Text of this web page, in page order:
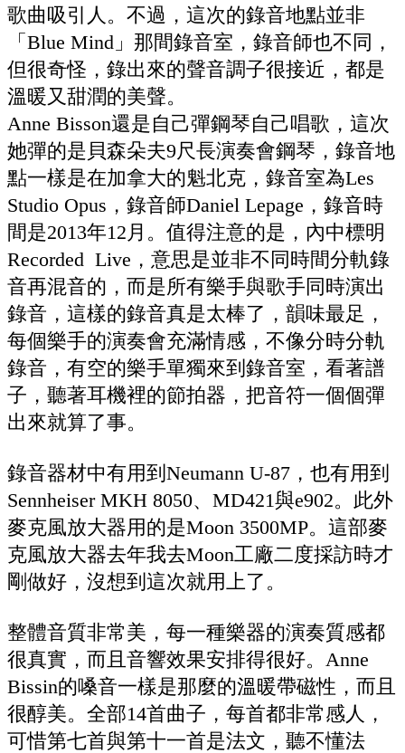
歌曲吸引人。不過，這次的錄音地點並非
「Blue Mind」那間錄音室，錄音師也不同，
但很奇怪，錄出來的聲音調子很接近，都是
溫暖又甜潤的美聲。
Anne Bisson還是自己彈鋼琴自己唱歌，這次
她彈的是貝森朵夫9尺長演奏會鋼琴，錄音地
點一樣是在加拿大的魁北克，錄音室為Les
Studio Opus，錄音師Daniel Lepage，錄音時
間是2013年12月。值得注意的是，內中標明
Recorded Live，意思是並非不同時間分軌錄
音再混音的，而是所有樂手與歌手同時演出
錄音，這樣的錄音真是太棒了，韻味最足，
每個樂手的演奏會充滿情感，不像分時分軌
錄音，有空的樂手單獨來到錄音室，看著譜
子，聽著耳機裡的節拍器，把音符一個個彈
出來就算了事。
錄音器材中有用到Neumann U-87，也有用到
Sennheiser MKH 8050、MD421與e902。此外
麥克風放大器用的是Moon 3500MP。這部麥
克風放大器去年我去Moon工廠二度採訪時才
剛做好，沒想到這次就用上了。
整體音質非常美，每一種樂器的演奏質感都
很真實，而且音響效果安排得很好。Anne
Bissin的嗓音一樣是那麼的溫暖帶磁性，而且
很醇美。全部14首曲子，每首都非常感人，
可惜第七首與第十一首是法文，聽不懂法